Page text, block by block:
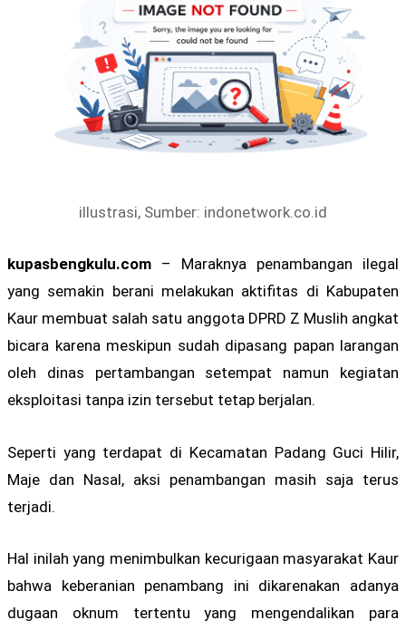
illustrasi, Sumber: indonetwork.co.id
kupasbengkulu.com – Maraknya penambangan ilegal
yang semakin berani melakukan aktifitas di Kabupaten
Kaur membuat salah satu anggota DPRD Z Muslih angkat
bicara karena meskipun sudah dipasang papan larangan
oleh dinas pertambangan setempat namun kegiatan
eksploitasi tanpa izin tersebut tetap berjalan.
Seperti yang terdapat di Kecamatan Padang Guci Hilir,
Maje dan Nasal, aksi penambangan masih saja terus
terjadi.
Hal inilah yang menimbulkan kecurigaan masyarakat Kaur
bahwa keberanian penambang ini dikarenakan adanya
dugaan oknum tertentu yang mengendalikan para